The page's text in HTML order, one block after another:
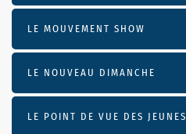
LE MOUVEMENT SHOW
LE NOUVEAU DIMANCHE
LE POINT DE VUE DES JEUNES